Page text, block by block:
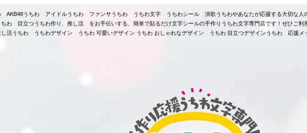
AKB48うちわ アイドルうちわ ファンサうちわ うちわ文字 うちわシール 演歌うちわやあなたが応援する大切な
ちわ 目立つうちわ作り、推し活 をお手伝いする、簡単で貼るだけ文字シールの手作りうちわ文字専門店です！ぜひご
活うちわ うちわデザイン うちわ 可愛いデザイン うちわ おしゃれなデザイン うちわ 目立つデザインうちわ 応援